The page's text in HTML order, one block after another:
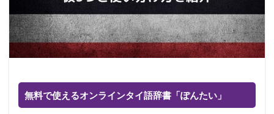
無料で使えるオンラインタイ語辞書「ぽんたい」